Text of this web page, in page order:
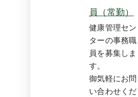
員（常勤）
健康管理セン
ターの事務職
員を募集しま
す。
御気軽にお問
い合わせくだ